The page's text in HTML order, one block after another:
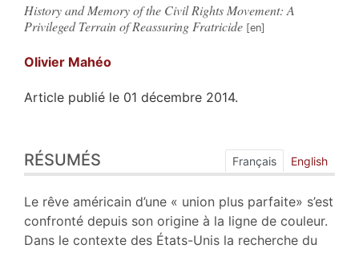
History and Memory of the Civil Rights Movement: A
Privileged Terrain of Reassuring Fratricide
Olivier Mahéo
Article publié le 01 décembre 2014.
Plan
Texte
Bibliographie
Notes
Citer cet article
RÉSUMÉS Français English
Le rêve américain d’une « union plus parfaite» s’est
confronté depuis son origine à la ligne de couleur.
Dans le contexte des États-Unis la recherche du